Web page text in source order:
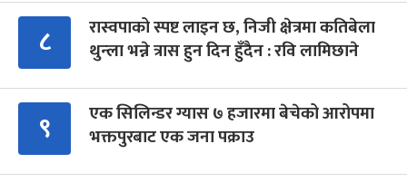
८
रास्वपाको स्पष्ट लाइन छ, निजी क्षेत्रमा कतिबेला
थुन्ला भन्ने त्रास हुन दिन हुँदैन : रवि लामिछाने
९
एक सिलिन्डर ग्यास ७ हजारमा बेचेको आरोपमा
भक्तपुरबाट एक जना पक्राउ